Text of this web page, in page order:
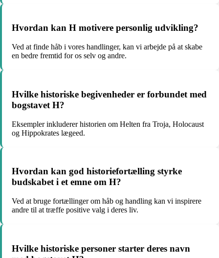
Hvordan kan H motivere personlig udvikling?
Ved at finde håb i vores handlinger, kan vi arbejde på at skabe
en bedre fremtid for os selv og andre.
Hvilke historiske begivenheder er forbundet med
bogstavet H?
Eksempler inkluderer historien om Helten fra Troja, Holocaust
og Hippokrates lægeed.
Hvordan kan god historiefortælling styrke
budskabet i et emne om H?
Ved at bruge fortællinger om håb og handling kan vi inspirere
andre til at træffe positive valg i deres liv.
Hvilke historiske personer starter deres navn